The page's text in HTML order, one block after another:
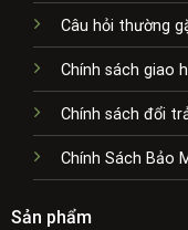
Câu hỏi thường
Chính sách giao
Chính sách đổi
Chính Sách Bảo
Sản phẩm